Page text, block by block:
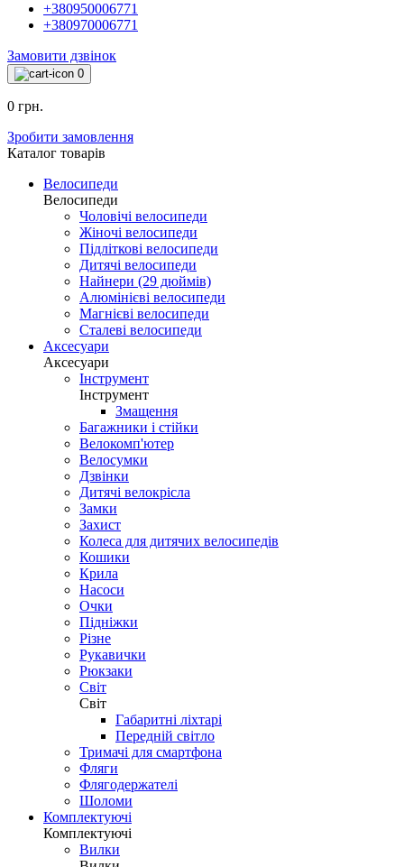
+380950006771
+380970006771
Замовити дзвінок
0
0 грн.
Зробити замовлення
Каталог товарiв
Велосипеди
Велосипеди
Чоловічі велосипеди
Жіночі велосипеди
Підліткові велосипеди
Дитячі велосипеди
Найнери (29 дюймів)
Алюмінієві велосипеди
Магнієві велосипеди
Сталеві велосипеди
Аксесуари
Аксесуари
Інструмент
Інструмент
Змащення
Багажники і стійки
Велокомп'ютер
Велосумки
Дзвінки
Дитячі велокрісла
Замки
Захист
Колеса для дитячих велосипедів
Кошики
Крила
Насоси
Очки
Підніжки
Різне
Рукавички
Рюкзаки
Світ
Світ
Габаритні ліхтарі
Передній світло
Тримачі для смартфона
Фляги
Флягодержателі
Шоломи
Комплектуючі
Комплектуючі
Вилки